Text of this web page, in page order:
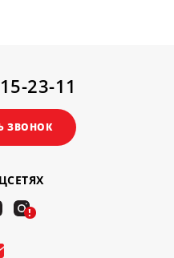
!
23-11
ЗВОНОК